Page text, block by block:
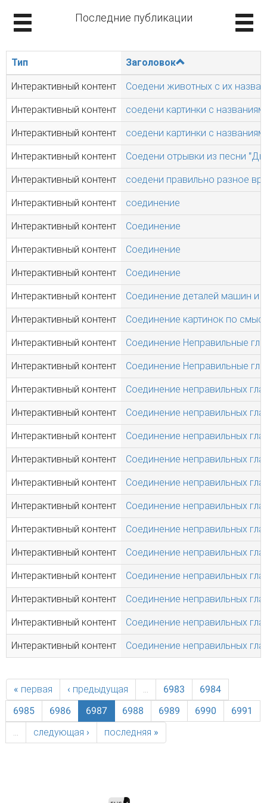
Последние публикации
Тип Заголовок
Интерактивный контент Соедени животных с их
Интерактивный контент соедени картинки с
Интерактивный контент соедени картинки с
Интерактивный контент Соедени отрывки из песни
Интерактивный контент соедени правильно разное
Интерактивный контент соединение
Интерактивный контент Соединение
Интерактивный контент Соединение
Интерактивный контент Соединение
Интерактивный контент Соединение деталей машин и
Интерактивный контент Соединение картинок по
Интерактивный контент Соединение Неправильные
Интерактивный контент Соединение Неправильные
Интерактивный контент Соединение неправильных
Интерактивный контент Соединение неправильных
Интерактивный контент Соединение неправильных
Интерактивный контент Соединение неправильных
Интерактивный контент Соединение неправильных
Интерактивный контент Соединение неправильных
Интерактивный контент Соединение неправильных
Интерактивный контент Соединение неправильных
Интерактивный контент Соединение неправильных
Интерактивный контент Соединение неправильных
Интерактивный контент Соединение неправильных
Интерактивный контент Соединение неправильных
« первая ‹ предыдущая … 6983
6984
6985
6986 6987 6988 6989 6990
6991
…
следующая › последняя »